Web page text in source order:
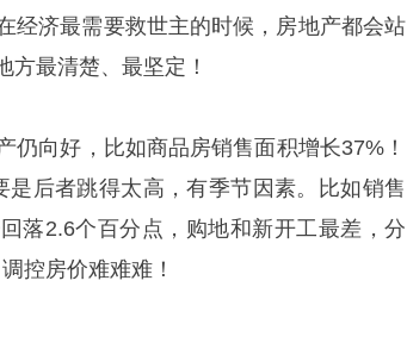
经济最需要救世主的时候，房地产都会站
最清楚、最坚定！
向好，比如商品房销售面积增长37%！
后者跳得太高，有季节因素。比如销售
落2.6个百分点，购地和新开工最差，分
控房价难难难！